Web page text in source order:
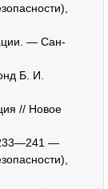
— Сан-
Б. И.
// Новое
—